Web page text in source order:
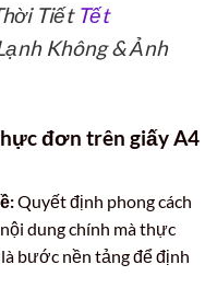
Tiết Tết
Không & Ảnh
đơn trên giấy A4
Quyết định phong cách
dung chính mà thực
bước nền tảng để định